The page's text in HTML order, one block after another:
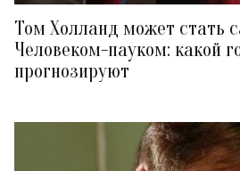
Том Холланд может стать
Человеком-пауком: какой
прогнозируют